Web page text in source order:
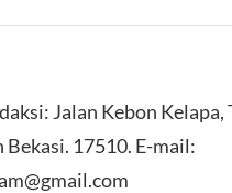
Jalan Kebon Kelapa,
Bekasi. 17510. E-mail: